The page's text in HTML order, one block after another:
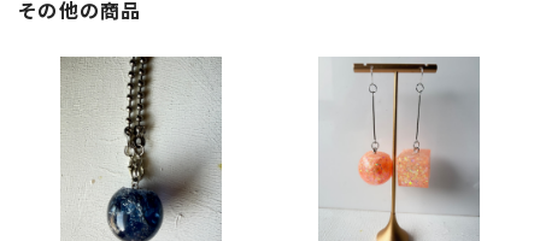
その他の商品